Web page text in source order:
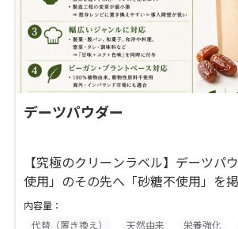
デーツパウダー
【究極のクリーンラベル】デーツパ
使用」のその先へ「砂糖不使用」を
価値を最大化しませんか？100％植物
ウダーは、精製糖の代替としてクリ
内容量：
代替（置き換え）
天然由来 栄養強化